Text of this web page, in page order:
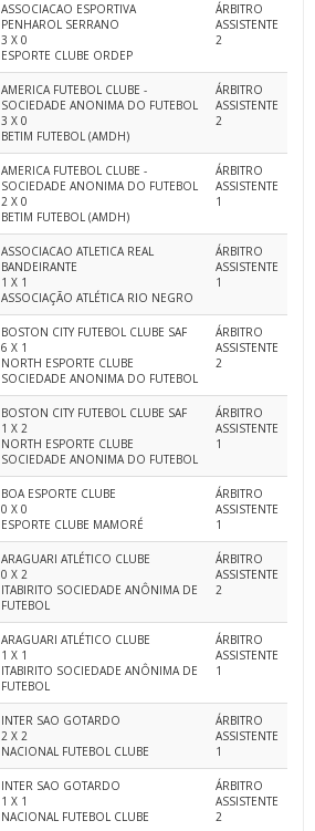
ASSOCIACAO ESPORTIVA
PENHAROL SERRANO
3 X 0
ESPORTE CLUBE ORDEP
ÁRBITRO
ASSISTENTE
2
AMERICA FUTEBOL CLUBE -
SOCIEDADE ANONIMA DO FUTEBOL
3 X 0
BETIM FUTEBOL (AMDH)
ÁRBITRO
ASSISTENTE
2
AMERICA FUTEBOL CLUBE -
SOCIEDADE ANONIMA DO FUTEBOL
2 X 0
BETIM FUTEBOL (AMDH)
ÁRBITRO
ASSISTENTE
1
ASSOCIACAO ATLETICA REAL
BANDEIRANTE
1 X 1
ASSOCIAÇÃO ATLÉTICA RIO NEGRO
ÁRBITRO
ASSISTENTE
1
BOSTON CITY FUTEBOL CLUBE SAF
6 X 1
NORTH ESPORTE CLUBE
SOCIEDADE ANONIMA DO FUTEBOL
ÁRBITRO
ASSISTENTE
2
BOSTON CITY FUTEBOL CLUBE SAF
1 X 2
NORTH ESPORTE CLUBE
SOCIEDADE ANONIMA DO FUTEBOL
ÁRBITRO
ASSISTENTE
1
BOA ESPORTE CLUBE
0 X 0
ESPORTE CLUBE MAMORÉ
ÁRBITRO
ASSISTENTE
1
ARAGUARI ATLÉTICO CLUBE
0 X 2
ITABIRITO SOCIEDADE ANÔNIMA DE
FUTEBOL
ÁRBITRO
ASSISTENTE
2
ARAGUARI ATLÉTICO CLUBE
1 X 1
ITABIRITO SOCIEDADE ANÔNIMA DE
FUTEBOL
ÁRBITRO
ASSISTENTE
1
INTER SAO GOTARDO
2 X 2
NACIONAL FUTEBOL CLUBE
ÁRBITRO
ASSISTENTE
1
INTER SAO GOTARDO
1 X 1
NACIONAL FUTEBOL CLUBE
ÁRBITRO
ASSISTENTE
2